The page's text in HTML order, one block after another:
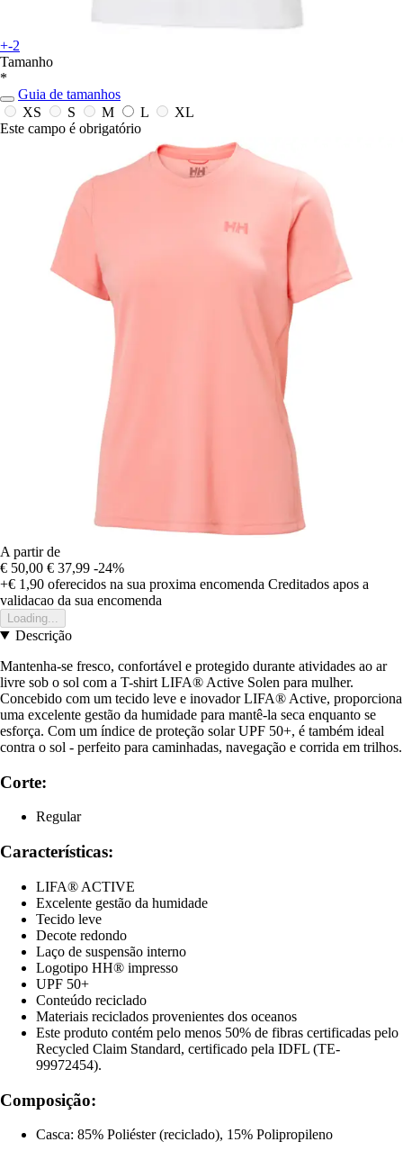
+-2
Tamanho
*
Guia de tamanhos
XS
S M L
XL
Este campo é obrigatório
A partir de
€ 50,00 € 37,99 -24%
+€ 1,90 oferecidos na sua proxima encomenda Creditados apos a
validacao da sua encomenda
Loading...
Descrição
Mantenha-se fresco, confortável e protegido durante atividades ao ar
livre sob o sol com a T-shirt LIFA® Active Solen para mulher.
Concebido com um tecido leve e inovador LIFA® Active, proporciona
uma excelente gestão da humidade para mantê-la seca enquanto se
esforça. Com um índice de proteção solar UPF 50+, é também ideal
contra o sol - perfeito para caminhadas, navegação e corrida em trilhos.
Corte:
Regular
Características:
LIFA® ACTIVE
Excelente gestão da humidade
Tecido leve
Decote redondo
Laço de suspensão interno
Logotipo HH® impresso
UPF 50+
Conteúdo reciclado
Materiais reciclados provenientes dos oceanos
Este produto contém pelo menos 50% de fibras certificadas pelo
Recycled Claim Standard, certificado pela IDFL (TE-
99972454).
Composição:
Casca: 85% Poliéster (reciclado), 15% Polipropileno